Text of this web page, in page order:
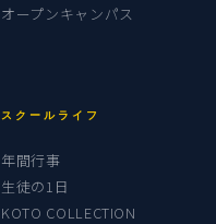
オープンキャンパス
スクールライフ
年間行事
生徒の1日
KOTO COLLECTION